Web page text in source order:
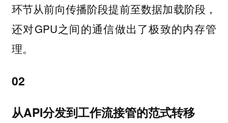
环节从前向传播阶段提前至数据加载阶段，
还对GPU之间的通信做出了极致的内存管
理。
02
从API分发到工作流接管的范式转移